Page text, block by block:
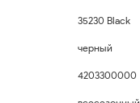
35230 Black
черный
4203300000